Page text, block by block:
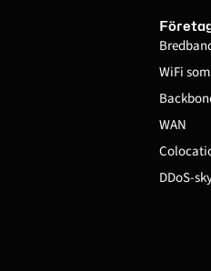
WiFi
WAN
DDoS-